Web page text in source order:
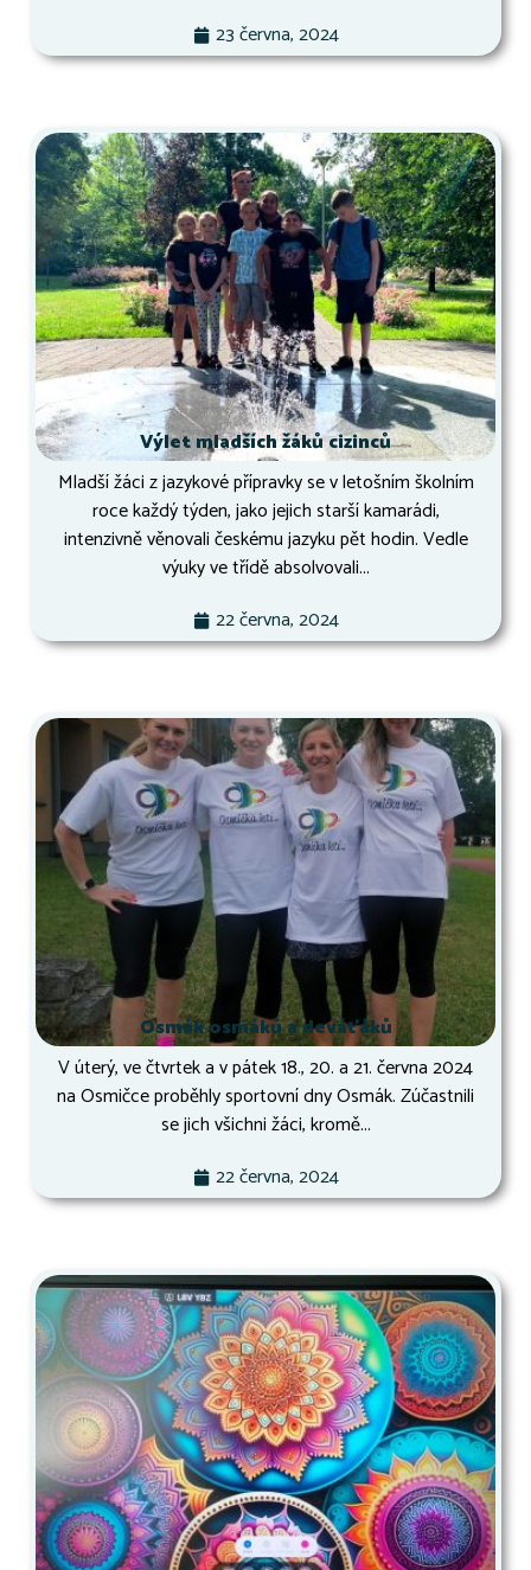
23 června, 2024
Výlet mladších žáků cizinců
Mladší žáci z jazykové přípravky se v letošním školním
roce každý týden, jako jejich starší kamarádi,
intenzivně věnovali českému jazyku pět hodin. Vedle
výuky ve třídě absolvovali...
22 června, 2024
Osmák osmáků a deváťáků
V úterý, ve čtvrtek a v pátek 18., 20. a 21. června 2024
na Osmičce proběhly sportovní dny Osmák. Zúčastnili
se jich všichni žáci, kromě...
22 června, 2024